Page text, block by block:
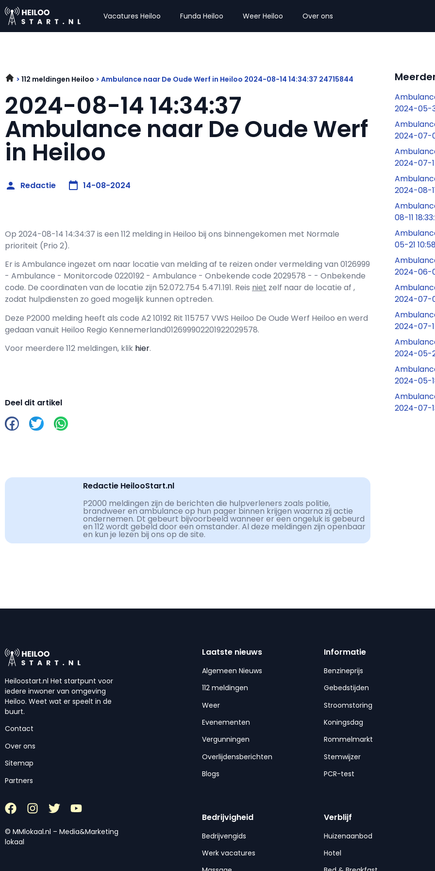
Vacatures Heiloo Funda Heiloo Weer Heiloo Over ons
112 meldingen Heiloo Ambulance naar De Oude Werf in Heiloo 2024-08-14 14:34:37 24715844
2024-08-14 14:34:37
Ambulance naar De Oude Werf
in Heiloo
Redactie 14-08-2024
Op 2024-08-14 14:34:37 is een 112 melding in Heiloo bij ons binnengekomen met Normale
prioriteit (Prio 2).
Er is Ambulance ingezet om naar locatie van melding af te reizen onder vermelding van 0126999
- Ambulance - Monitorcode 0220192 - Ambulance - Onbekende code 2029578 - - Onbekende
code. De coordinaten van de locatie zijn 52.072.754 5.471.191. Reis niet zelf naar de locatie af ,
zodat hulpdiensten zo goed mogelijk kunnen optreden.
Deze P2000 melding heeft als code A2 10192 Rit 115757 VWS Heiloo De Oude Werf Heiloo en werd
gedaan vanuit Heiloo Regio Kennemerland012699902201922029578.
Voor meerdere 112 meldingen, klik hier.
Deel dit artikel
Redactie HeilooStart.nl
P2000 meldingen zijn de berichten die hulpverleners zoals politie,
brandweer en ambulance op hun pager binnen krijgen waarna zij actie
ondernemen. Dt gebeurt bijvoorbeeld wanneer er een ongeluk is gebeurd
en 112 wordt gebeld door een omstander. Al deze meldingen zijn openbaar
en kun je lezen bij ons op de site.
2024-05-
2024-07-
2024-07-
2024-08-
08-11
05-21
2024-06-
2024-07-
2024-07-
2024-05-
2024-05-
2024-07-
Heiloostart.nl Het startpunt voor
iedere inwoner van omgeving
Heiloo. Weet wat er speelt in de
buurt.
Contact
Over ons
Sitemap
Partners
© MMlokaal.nl – Media&Marketing
lokaal
Laatste nieuws
Algemeen Nieuws
112 meldingen
Weer
Evenementen
Vergunningen
Overlijdensberichten
Blogs
Informatie
Benzineprijs
Gebedstijden
Stroomstoring
Koningsdag
Rommelmarkt
Stemwijzer
PCR-test
Bedrijvigheid
Bedrijvengids
Werk vacatures
Verblijf
Huizenaanbod
Hotel